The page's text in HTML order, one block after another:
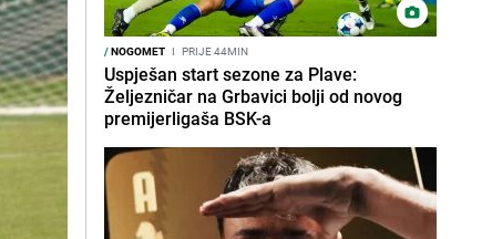
/NOGOMET I PRIJE 44MIN
Uspješan start sezone za Plave:
Željezničar na Grbavici bolji od novog
premijerligaša BSK-a